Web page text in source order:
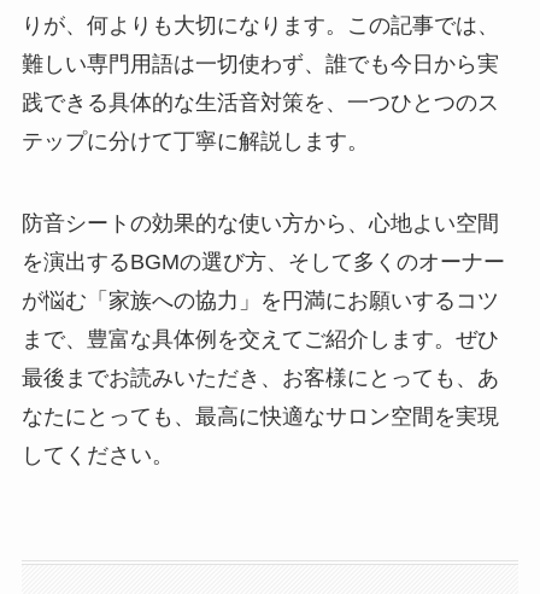
りが、何よりも大切になります。この記事では、
難しい専門用語は一切使わず、誰でも今日から実
践できる具体的な生活音対策を、一つひとつのス
テップに分けて丁寧に解説します。
防音シートの効果的な使い方から、心地よい空間
を演出するBGMの選び方、そして多くのオーナー
が悩む「家族への協力」を円満にお願いするコツ
まで、豊富な具体例を交えてご紹介します。ぜひ
最後までお読みいただき、お客様にとっても、あ
なたにとっても、最高に快適なサロン空間を実現
してください。